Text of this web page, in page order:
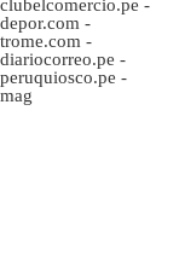
clubelcomercio.pe -
depor.com -
trome.com -
diariocorreo.pe -
peruquiosco.pe -
mag